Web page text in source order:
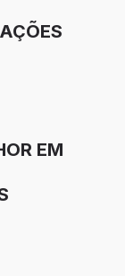
EM